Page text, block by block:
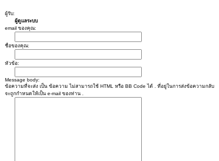
ผู้รับ:
ผู้ดูแลระบบ
email ของคุณ:
ชื่อของคุณ:
หัวข้อ:
Message body:
ข้อความที่จะส่ง เป็น ข้อความ ไม่สามารถใช้ HTML หรือ BB Code ได้ . ที่อยู่ในการส่งข้อความกลับ
จะถูกกำหนดให้เป็น e-mail ของท่าน .